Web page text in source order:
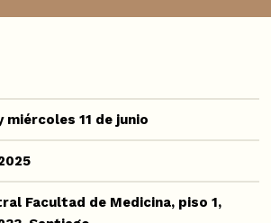
miércoles 11 de junio
Facultad de Medicina, piso 1,